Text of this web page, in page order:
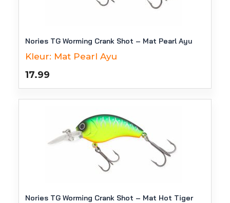
Nories TG Worming Crank Shot – Mat Pearl Ayu
Kleur: Mat Pearl Ayu
17.99
Nories TG Worming Crank Shot – Mat Hot Tiger